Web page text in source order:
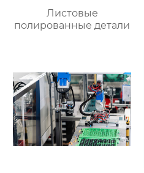
Листовые
полированные детали